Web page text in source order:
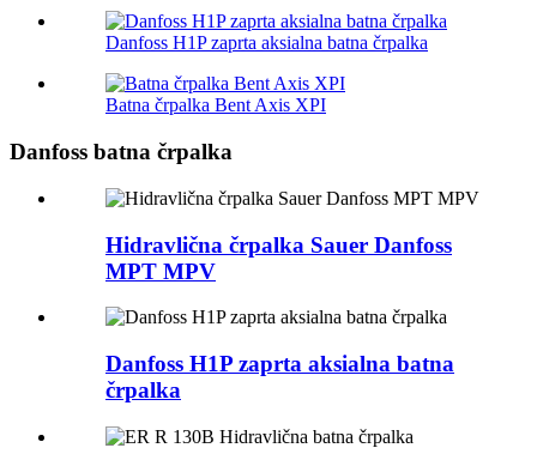
Danfoss H1P zaprta aksialna batna črpalka
Batna črpalka Bent Axis XPI
Danfoss batna črpalka
Hidravlična črpalka Sauer Danfoss
MPT MPV
Danfoss H1P zaprta aksialna batna
črpalka